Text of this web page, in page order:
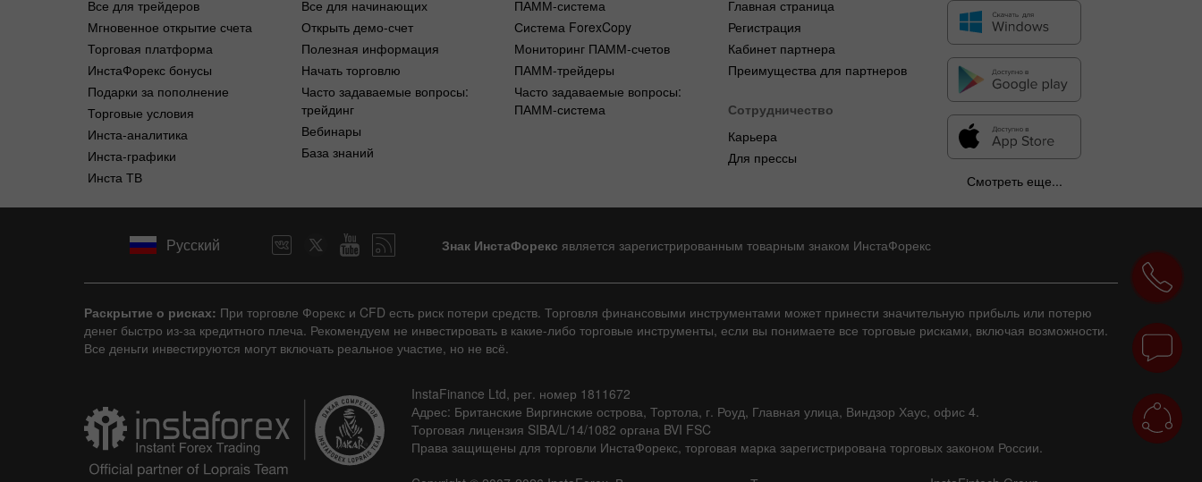
Все для трейдеров
Мгновенное открытие счета
Торговая платформа
ИнстаФорекс бонусы
Подарки за пополнение
Торговые условия
Инста-аналитика
Инста-графики
Инста ТВ
Все для начинающих
Открыть демо-счет
Полезная информация
Начать торговлю
Часто задаваемые вопросы:
трейдинг
Вебинары
База знаний
ПАММ-система
Система ForexCopy
Мониторинг ПАММ-счетов
ПАММ-трейдеры
Часто задаваемые вопросы:
ПАММ-система
Главная страница
Регистрация
Кабинет партнера
Преимущества для партнеров
Сотрудничество
Карьера
Для прессы
Смотреть еще...
Русский Знак ИнстаФорекс является зарегистрированным товарным знаком ИнстаФорекс
Раскрытие о рисках: При торговле Форекс и CFD есть риск потери средств. Торговля финансовыми инструментами может принести значительную прибыль или потерю
денег быстро из-за кредитного плеча. Рекомендуем не инвестировать в какие-либо торговые инструменты, если вы понимаете все торговые рисками, включая возможности.
Все деньги инвестируются могут включать реальное участие, но не всё.
InstaFinance Ltd, рег. номер 1811672
Адрес: Британские Виргинские острова, Тортола, г. Роуд, Главная улица, Виндзор Хаус, офис 4.
Торговая лицензия SIBA/L/14/1082 органа BVI FSC
Права защищены для торговли ИнстаФорекс, торговая марка зарегистрирована торговых законом России.